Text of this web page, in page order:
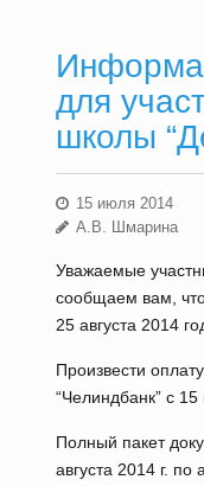
для
школы
15 июля 2014
А.В. Шмарина
Уважаемые
сообщаем вам, что
25 августа 2014
Произвести
“Челиндбанк” с
Полный пакет
августа 2014 г.